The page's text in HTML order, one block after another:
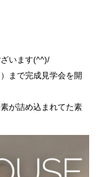
います(^^)/
まで完成見学会を開
が詰め込まれてた素